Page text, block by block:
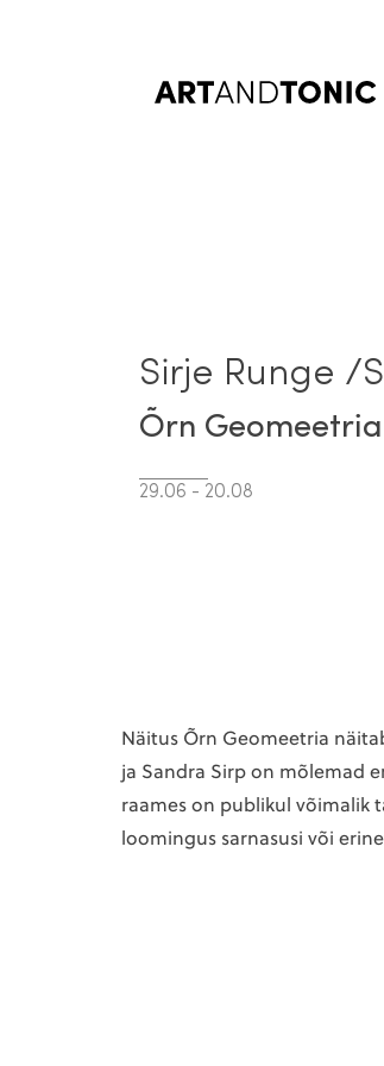
Sirje Runge /
Õrn Geomeetria
29.06 - 20.08
Näitus Õrn Geomeetria
ja Sandra Sirp on mõlemad
raames on publikul võimalik
loomingus sarnasusi või